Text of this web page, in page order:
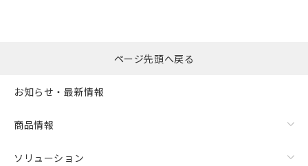
ページ先頭へ戻る
お知らせ・最新情報
商品情報
ソリューション